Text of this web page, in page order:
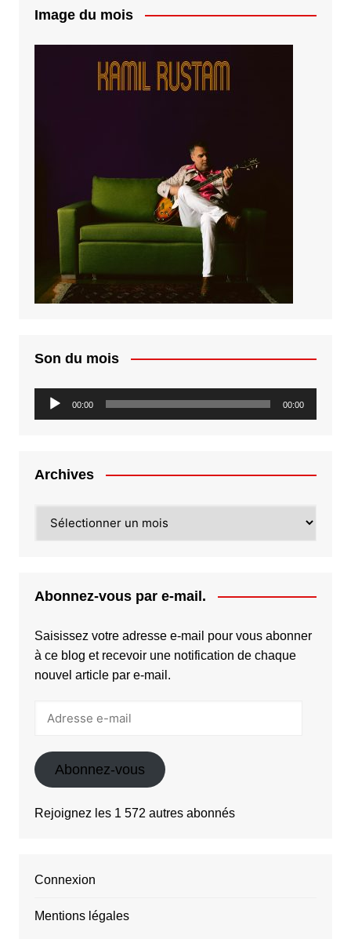
Image du mois
Son du mois
Lecteur
audio
00:00 00:00
Archives
Abonnez-vous par e-mail.
Saisissez votre adresse e-mail pour vous abonner
à ce blog et recevoir une notification de chaque
nouvel article par e-mail.
Abonnez-vous
Rejoignez les 1 572 autres abonnés
Connexion
Mentions légales